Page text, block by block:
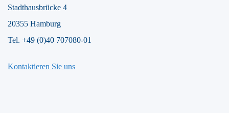
Stadthausbrücke 4
20355 Hamburg
Tel. +49 (0)40 707080-01
Kontaktieren Sie uns